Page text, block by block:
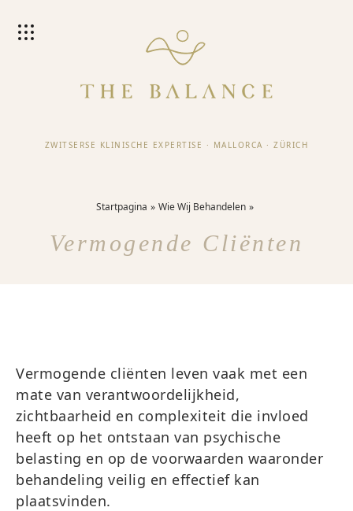
ZWITSERSE KLINISCHE EXPERTISE · MALLORCA · ZÜRICH
Startpagina Wie Wij Behandelen
Vermogende Cliënten
Vermogende cliënten leven vaak met een
mate van verantwoordelijkheid,
zichtbaarheid en complexiteit die invloed
heeft op het ontstaan van psychische
belasting en op de voorwaarden waaronder
behandeling veilig en effectief kan
plaatsvinden.